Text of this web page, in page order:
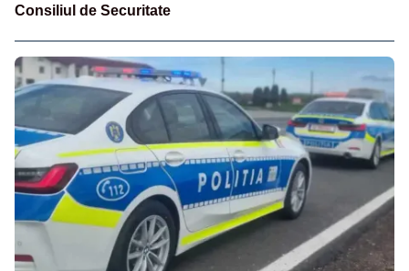
Consiliul de Securitate